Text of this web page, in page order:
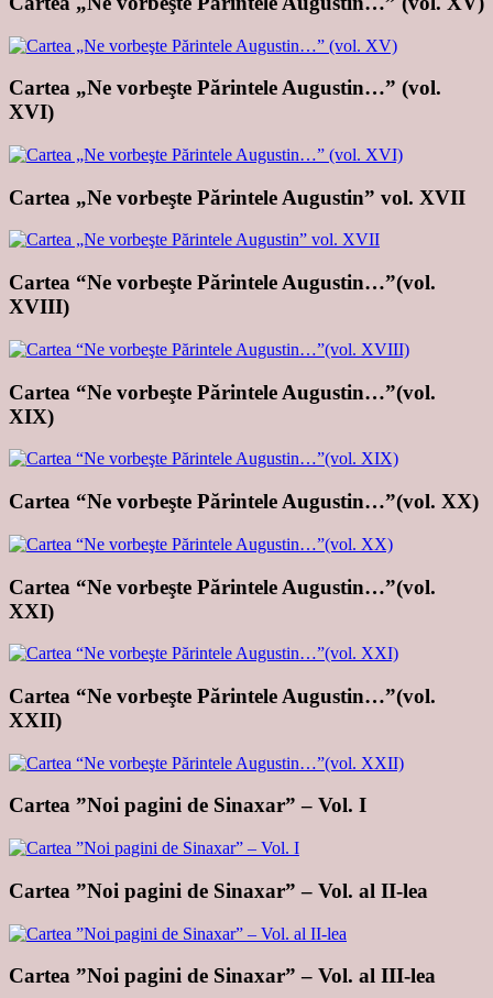
Cartea „Ne vorbeşte Părintele Augustin…” (vol.
XVI)
Cartea „Ne vorbeşte Părintele Augustin” vol. XVII
Cartea “Ne vorbeşte Părintele Augustin…”(vol.
XVIII)
Cartea “Ne vorbeşte Părintele Augustin…”(vol.
XIX)
Cartea “Ne vorbeşte Părintele Augustin…”(vol. XX)
Cartea “Ne vorbeşte Părintele Augustin…”(vol.
XXI)
Cartea “Ne vorbeşte Părintele Augustin…”(vol.
XXII)
Cartea ”Noi pagini de Sinaxar” – Vol. I
Cartea ”Noi pagini de Sinaxar” – Vol. al II-lea
Cartea ”Noi pagini de Sinaxar” – Vol. al III-lea